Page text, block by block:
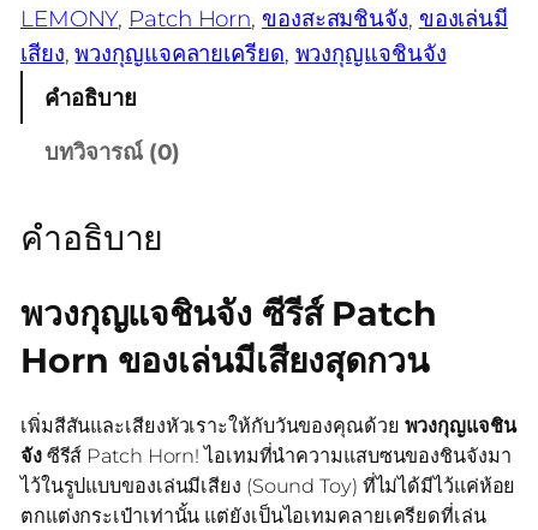
LEMONY, Patch Horn, ของสะสมชินจัง, ของเล่นมี
เสียง, พวงกุญแจคลายเครียด, พวงกุญแจชินจัง
คำอธิบาย
บทวิจารณ์ (0)
คำอธิบาย
พวงกุญแจชินจัง ซีรีส์ Patch
Horn ของเล่นมีเสียงสุดกวน
เพิ่มสีสันและเสียงหัวเราะให้กับวันของคุณด้วย พวงกุญแจชิน
จังซีรีส์ Patch Horn! ไอเทมที่นำความแสบซนของชินจังมา
ไว้ในรูปแบบของเล่นมีเสียง (Sound Toy) ที่ไม่ได้มีไว้แค่ห้อย
ตกแต่งกระเป๋าเท่านั้น แต่ยังเป็นไอเทมคลายเครียดที่เล่น